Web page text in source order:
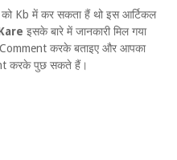
Kb में कर सकता हैं थो इस आर्टिकल
इसके बारे में जानकारी मिल गया
Comment करके बताइए और आपका
करके पुछ सकते हैं।